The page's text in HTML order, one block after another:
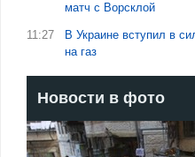
матч с Ворсклой
11:27
В Украине вступил в
на газ
Новости в фото